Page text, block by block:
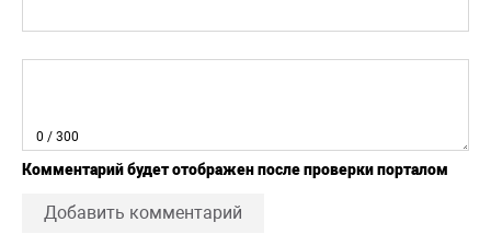
0 / 300
Комментарий будет отображен после проверки порталом
Добавить комментарий